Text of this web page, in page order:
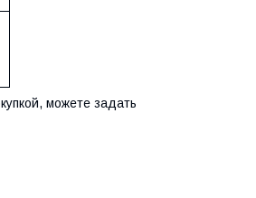
можете задать